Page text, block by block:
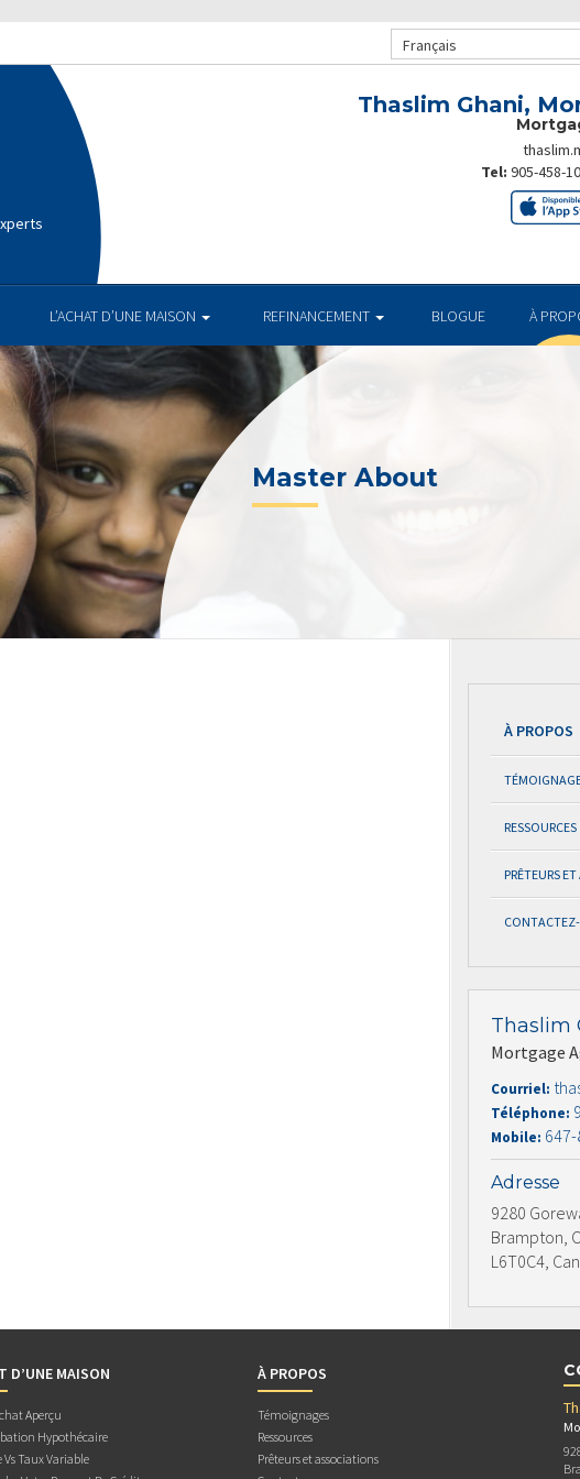
Français
Thaslim Ghani,
Tel: 905-458-
L’ACHAT D’UNE MAISON REFINANCEMENT BLOGUE À
Master About
À PROPOS
RESSOURCES
PRÊTEURS
Thaslim
Mortgage
Courriel:
Téléphone:
Mobile:
Adresse
9280
Brampton,
L6T0C4,
D’UNE MAISON
Aperçu
Hypothécaire
Vs Taux Variable
À PROPOS
Témoignages
Ressources
Prêteurs et associations